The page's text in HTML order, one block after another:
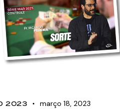
2023 março 18, 2023